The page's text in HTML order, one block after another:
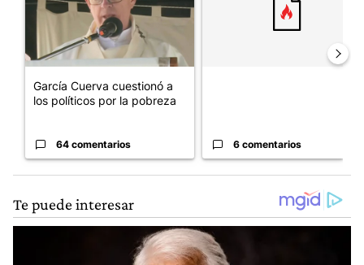
García Cuerva cuestionó a
los políticos por la pobreza
64 comentarios 6 comentarios